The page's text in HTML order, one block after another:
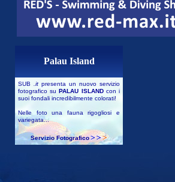
Palau Island
SUB .it presenta un nuovo servizio
fotografico suPALAU ISLANDcon i
suoi fondali incredibilmente colorati!
Nelle foto una fauna rigogliosi e
variegata...
Servizio Fotografico